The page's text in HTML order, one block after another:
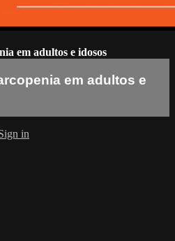
em adultos e idosos
em adultos e
in